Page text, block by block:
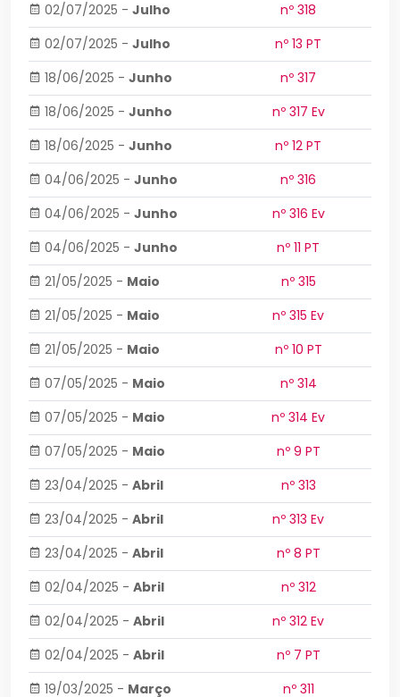
02/07/2025 - Julho
nº 318
02/07/2025 - Julho
nº 13 PT
18/06/2025 - Junho
nº 317
18/06/2025 - Junho
nº 317 Ev
18/06/2025 - Junho
nº 12 PT
04/06/2025 - Junho
nº 316
04/06/2025 - Junho
nº 316 Ev
04/06/2025 - Junho
nº 11 PT
21/05/2025 - Maio
nº 315
21/05/2025 - Maio
nº 315 Ev
21/05/2025 - Maio
nº 10 PT
07/05/2025 - Maio
nº 314
07/05/2025 - Maio
nº 314 Ev
07/05/2025 - Maio
nº 9 PT
23/04/2025 - Abril
nº 313
23/04/2025 - Abril
nº 313 Ev
23/04/2025 - Abril
nº 8 PT
02/04/2025 - Abril
nº 312
02/04/2025 - Abril
nº 312 Ev
02/04/2025 - Abril
nº 7 PT
19/03/2025 - Março nº 311